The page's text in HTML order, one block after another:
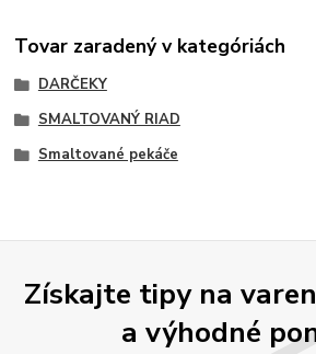
Tovar zaradený v kategóriách
DARČEKY
SMALTOVANÝ RIAD
Smaltované pekáče
Získajte tipy na
a výhodné